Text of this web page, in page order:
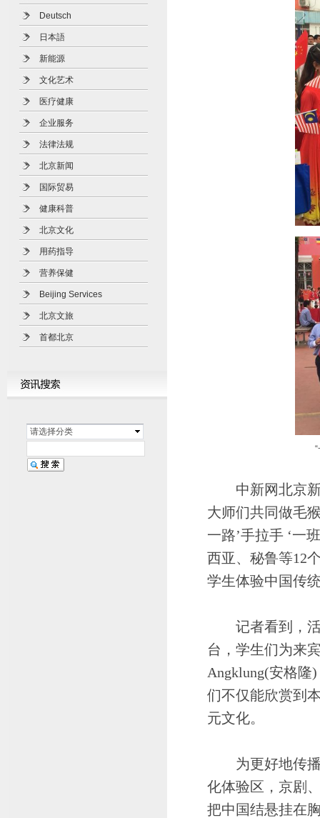
Deutsch
日本語
新能源
文化艺术
医疗健康
企业服务
法律法规
北京新闻
国际贸易
健康科普
北京文化
用药指导
营养保健
Beijing Services
北京文旅
首都北京
请选择分类
中新网北京新
大师们共同做毛
一路’手拉手 ‘一
西亚、秘鲁等12
学生体验中国传
记者看到，活
台，学生们为来
Angklung(安格
们不仅能欣赏到
元文化。
为更好地传播
化体验区，京剧
把中国结悬挂在